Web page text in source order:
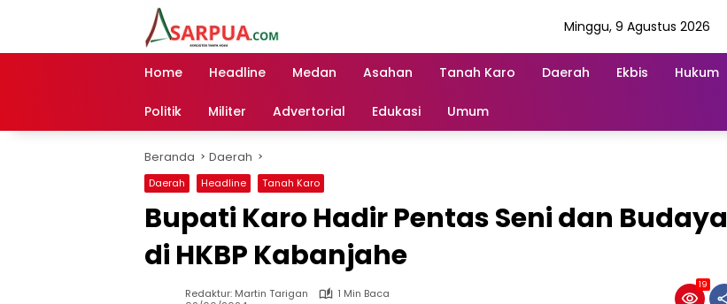
Minggu, 9 Agustus 2026
Home Headline Medan Asahan Tanah Karo Daerah Ekbis Hukum
Politik Militer Advertorial Edukasi Umum
Beranda Daerah
Daerah Headline Tanah Karo
Bupati Karo Hadir Pentas Seni dan Budaya
di HKBP Kabanjahe
Redaktur: Martin Tarigan
1 Min Baca
19